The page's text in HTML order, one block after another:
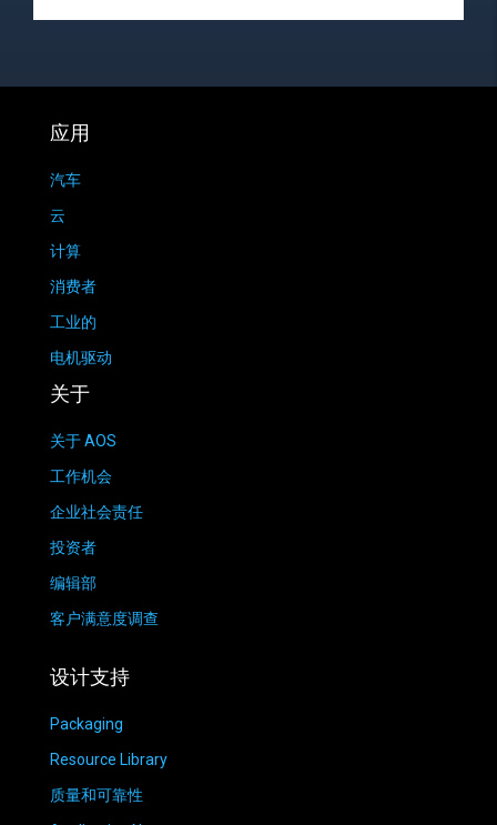
应用
汽车
云
计算
消费者
工业的
电机驱动
关于
关于 AOS
工作机会
企业社会责任
投资者
编辑部
客户满意度调查
设计支持
Packaging
Resource Library
质量和可靠性